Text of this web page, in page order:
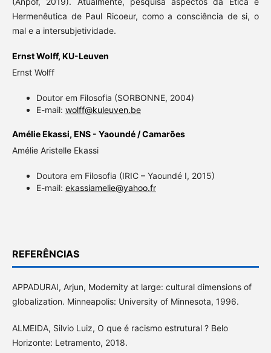
Hermenêutica de Paul Ricoeur, como a consciência de si, o
mal e a intersubjetividade.
Ernst Wolff, KU-Leuven
Ernst Wolff
Doutor em Filosofia (SORBONNE, 2004)
E-mail: wolff@kuleuven.be
Amélie Ekassi, ENS - Yaoundé / Camarões
Amélie Aristelle Ekassi
Doutora em Filosofia (IRIC – Yaoundé I, 2015)
E-mail: ekassiamelie@yahoo.fr
REFERÊNCIAS
APPADURAI, Arjun, Modernity at large: cultural dimensions of
globalization. Minneapolis: University of Minnesota, 1996.
ALMEIDA, Silvio Luiz, O que é racismo estrutural ? Belo
Horizonte: Letramento, 2018.